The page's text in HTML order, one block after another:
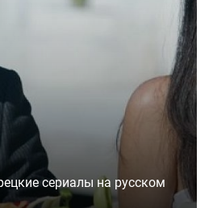
сериалы на русском